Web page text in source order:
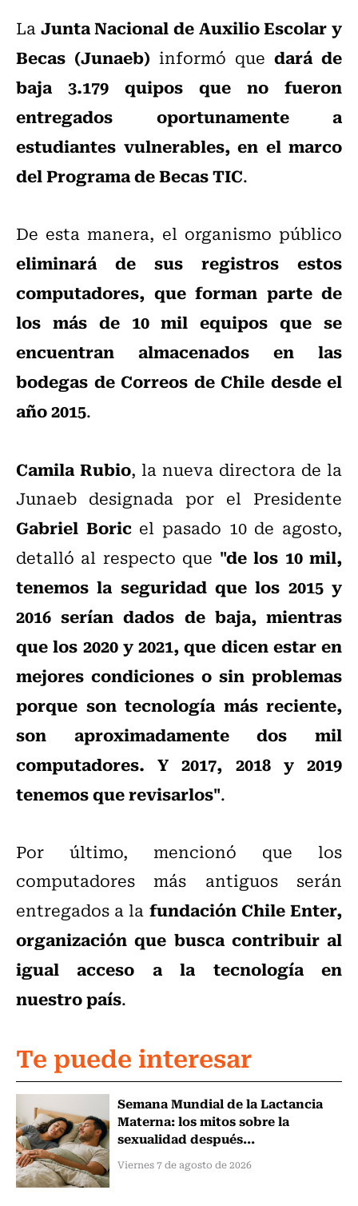
LaJunta Nacional de Auxilio Escolar y
Becas (Junaeb) informó que dará de
baja 3.179 quipos que no fueron
entregados oportunamente a
estudiantes vulnerables, en el marco
del Programa de Becas TIC.
De esta manera, el organismo público
eliminará de sus registros estos
computadores, que forman parte de
los más de 10 mil equipos que se
encuentran almacenados en las
bodegas de Correos de Chile desde el
año 2015.
Camila Rubio, la nueva directora de la
Junaeb designada por el Presidente
Gabriel Boricel pasado 10 de agosto,
detalló al respecto que "de los 10 mil,
tenemos la seguridad que los 2015 y
2016 serían dados de baja, mientras
que los 2020 y 2021, que dicen estar en
mejores condiciones o sin problemas
porque son tecnología más reciente,
son aproximadamente dos mil
computadores. Y 2017, 2018 y 2019
tenemos que revisarlos".
Por último, mencionó que los
computadores más antiguos serán
entregados a la fundación Chile Enter,
organización que busca contribuir al
igual acceso a la tecnología en
nuestro país.
Te puede interesar
Semana Mundial de la Lactancia
Materna: los mitos sobre la
sexualidad después...
Viernes 7 de agosto de 2026